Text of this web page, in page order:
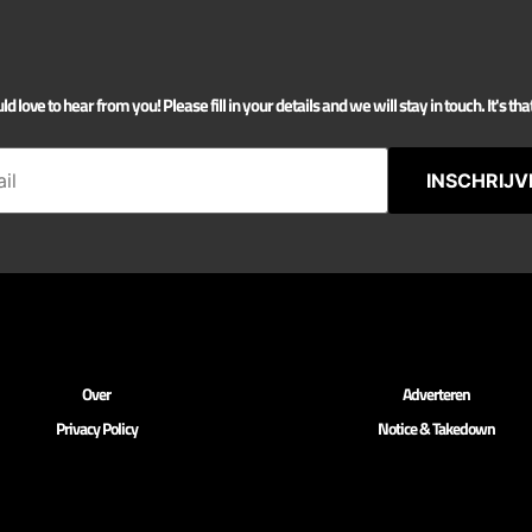
love to hear from you! Please fill in your details and we will stay in touch. It's
Over
Privacy Policy
Adverteren
Notice & Takedown